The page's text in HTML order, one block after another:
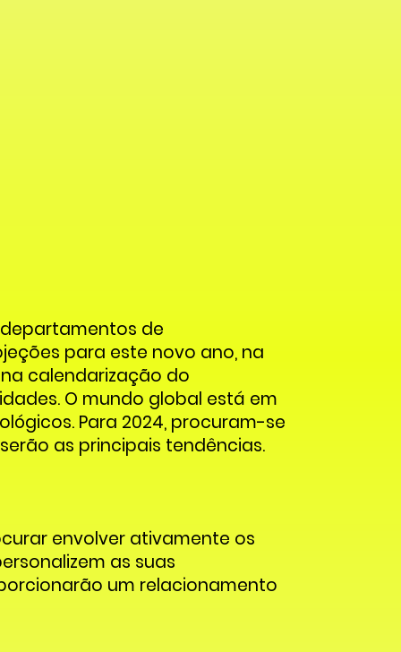
de
para este novo ano, na
calendarização do
O mundo global está em
Para 2024, procuram-se
as principais tendências.
envolver ativamente os
as suas
um relacionamento